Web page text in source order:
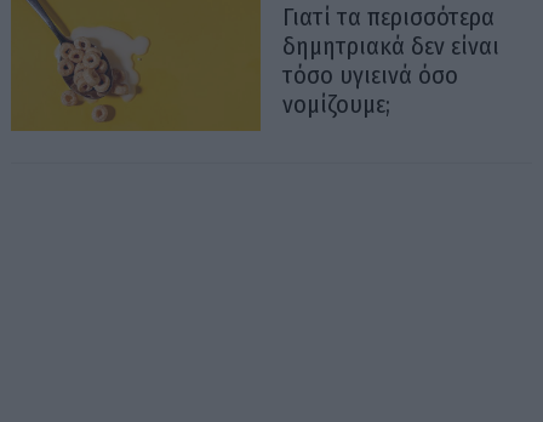
Γιατί τα περισσότερα
δημητριακά δεν είναι
τόσο υγιεινά όσο
νομίζουμε;